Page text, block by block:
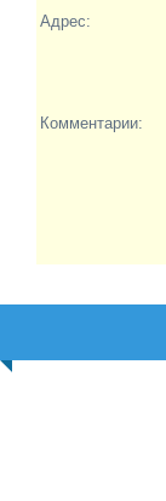
Адрес:
Комментарии: